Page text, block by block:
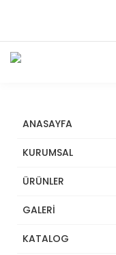
ANASAYFA
KURUMSAL
ÜRÜNLER
GALERİ
KATALOG
Kategori : Bahçe